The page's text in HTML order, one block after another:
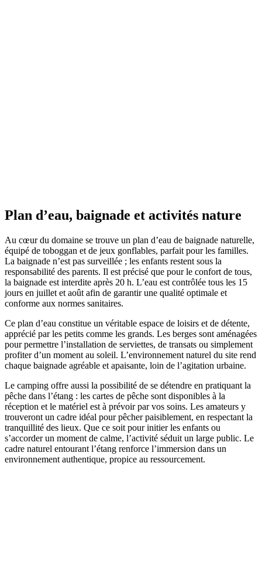
Plan d’eau, baignade et activités nature
Au cœur du domaine se trouve un plan d’eau de baignade naturelle,
équipé de toboggan et de jeux gonflables, parfait pour les familles.
La baignade n’est pas surveillée ; les enfants restent sous la
responsabilité des parents. Il est précisé que pour le confort de tous,
la baignade est interdite après 20 h. L’eau est contrôlée tous les 15
jours en juillet et août afin de garantir une qualité optimale et
conforme aux normes sanitaires.
Ce plan d’eau constitue un véritable espace de loisirs et de détente,
apprécié par les petits comme les grands. Les berges sont aménagées
pour permettre l’installation de serviettes, de transats ou simplement
profiter d’un moment au soleil. L’environnement naturel du site rend
chaque baignade agréable et apaisante, loin de l’agitation urbaine.
Le camping offre aussi la possibilité de se détendre en pratiquant la
pêche dans l’étang : les cartes de pêche sont disponibles à la
réception et le matériel est à prévoir par vos soins. Les amateurs y
trouveront un cadre idéal pour pêcher paisiblement, en respectant la
tranquillité des lieux. Que ce soit pour initier les enfants ou
s’accorder un moment de calme, l’activité séduit un large public. Le
cadre naturel entourant l’étang renforce l’immersion dans un
environnement authentique, propice au ressourcement.